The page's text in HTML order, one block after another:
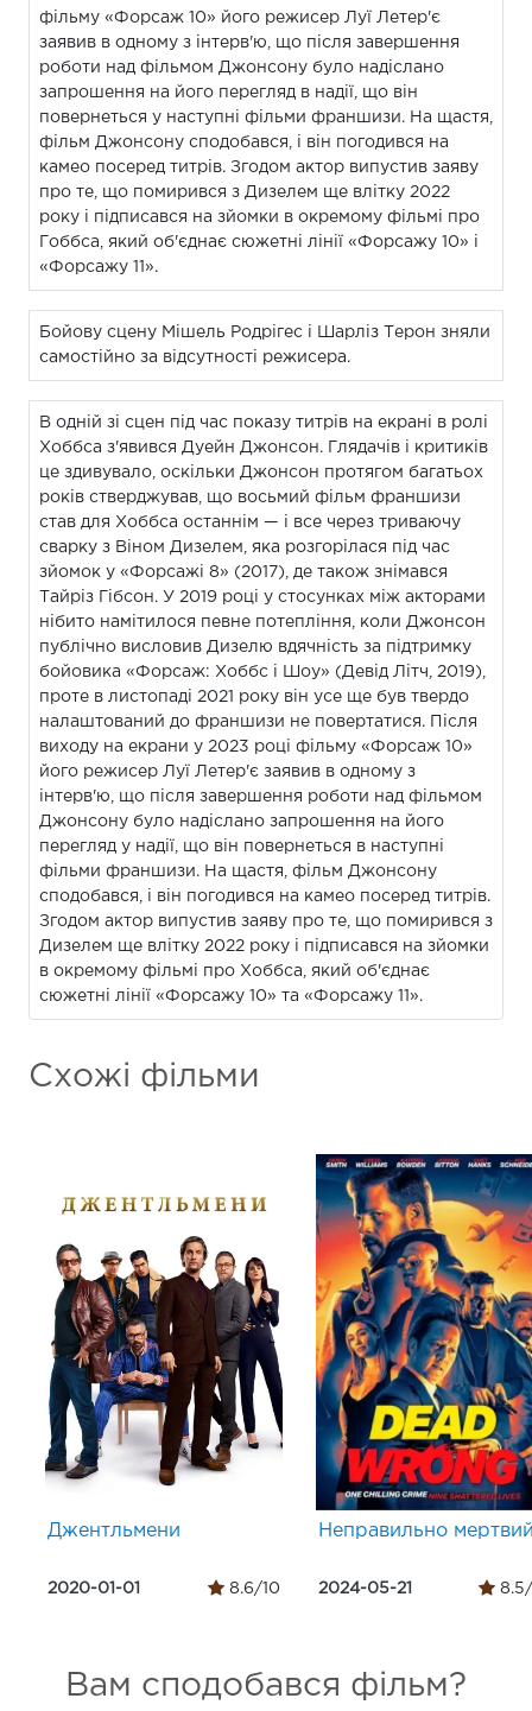
фільму «Форсаж 10» його режисер Луї Летер'є
заявив в одному з інтерв'ю, що після завершення
роботи над фільмом Джонсону було надіслано
запрошення на його перегляд в надії, що він
повернеться у наступні фільми франшизи. На щастя,
фільм Джонсону сподобався, і він погодився на
камео посеред титрів. Згодом актор випустив заяву
про те, що помирився з Дизелем ще влітку 2022
року і підписався на зйомки в окремому фільмі про
Гоббса, який об'єднає сюжетні лінії «Форсажу 10» і
«Форсажу 11».
Бойову сцену Мішель Родрігес і Шарліз Терон зняли
самостійно за відсутності режисера.
В одній зі сцен під час показу титрів на екрані в ролі
Хоббса з'явився Дуейн Джонсон. Глядачів і критиків
це здивувало, оскільки Джонсон протягом багатьох
років стверджував, що восьмий фільм франшизи
став для Хоббса останнім — і все через триваючу
сварку з Віном Дизелем, яка розгорілася під час
зйомок у «Форсажі 8» (2017), де також знімався
Тайріз Гібсон. У 2019 році у стосунках між акторами
нібито намітилося певне потепління, коли Джонсон
публічно висловив Дизелю вдячність за підтримку
бойовика «Форсаж: Хоббс і Шоу» (Девід Літч, 2019),
проте в листопаді 2021 року він усе ще був твердо
налаштований до франшизи не повертатися. Після
виходу на екрани у 2023 році фільму «Форсаж 10»
його режисер Луї Летер'є заявив в одному з
інтерв'ю, що після завершення роботи над фільмом
Джонсону було надіслано запрошення на його
перегляд у надії, що він повернеться в наступні
фільми франшизи. На щастя, фільм Джонсону
сподобався, і він погодився на камео посеред титрів.
Згодом актор випустив заяву про те, що помирився з
Дизелем ще влітку 2022 року і підписався на зйомки
в окремому фільмі про Хоббса, який об'єднає
сюжетні лінії «Форсажу 10» та «Форсажу 11».
Схожі фільми
Джентльмени
2020-01-01 8.6/10
Неправильно
2024-05-21 8.5/
Вам сподобався фільм?